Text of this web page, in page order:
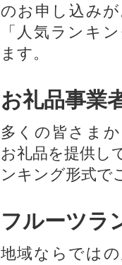
のお申し込み
「人気ランキ
ます。
お礼品事業
多くの皆さま
お礼品を提供し
ンキング形式で
フルーツラ
地域ならでは